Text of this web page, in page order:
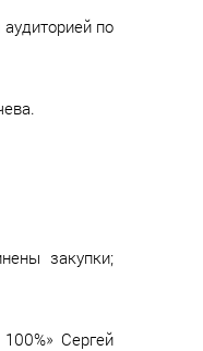
по
закупки;
Сергей